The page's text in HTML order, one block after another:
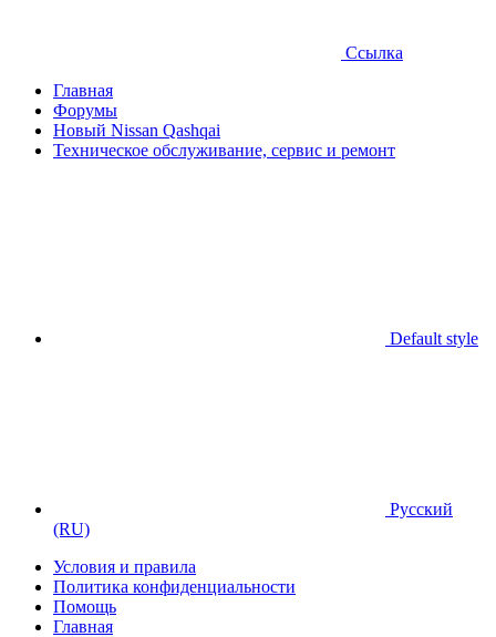
Ссылка
Главная
Форумы
Новый Nissan Qashqai
Техническое обслуживание, сервис и ремонт
Default style
Русский
(RU)
Условия и правила
Политика конфиденциальности
Помощь
Главная